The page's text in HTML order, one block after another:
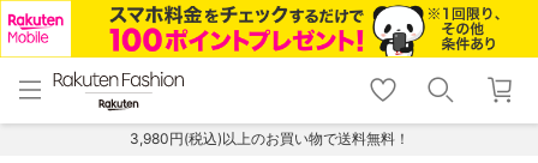
menu home
トップ
shopping_cart lock_outline
ログイン
3,980円(税込)以上のお買い物で送料無料！